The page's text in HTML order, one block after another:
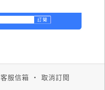
客服信箱 ‧ 取消訂閱